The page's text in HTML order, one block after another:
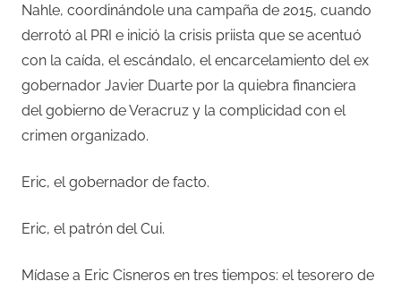
Nahle, coordinándole una campaña de 2015, cuando
derrotó al PRI e inició la crisis priista que se acentuó
con la caída, el escándalo, el encarcelamiento del ex
gobernador Javier Duarte por la quiebra financiera
del gobierno de Veracruz y la complicidad con el
crimen organizado.
Eric, el gobernador de facto.
Eric, el patrón del Cui.
Mídase a Eric Cisneros en tres tiempos: el tesorero de